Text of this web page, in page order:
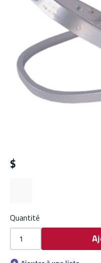
$
Quantité